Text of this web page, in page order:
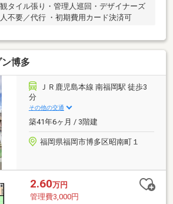
タイル張り・管理人巡回・デザイナーズ
不要／代行 ・初期費用カード決済可
ン博多
ＪＲ鹿児島本線 南福岡駅 徒歩3
分
その他の交通
築41年6ヶ月 / 3階建
福岡県福岡市博多区昭南町１
2.60万円
管理費3,000円